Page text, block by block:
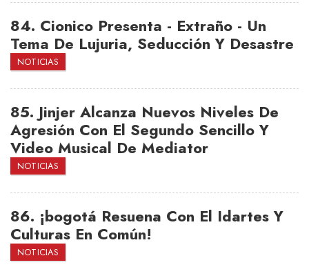
84. Cionico Presenta - Extraño - Un
Tema De Lujuria, Seducción Y Desastre
NOTICIAS
85. Jinjer Alcanza Nuevos Niveles De
Agresión Con El Segundo Sencillo Y
Video Musical De Mediator
NOTICIAS
86. ¡bogotá Resuena Con El Idartes Y
Culturas En Común!
NOTICIAS